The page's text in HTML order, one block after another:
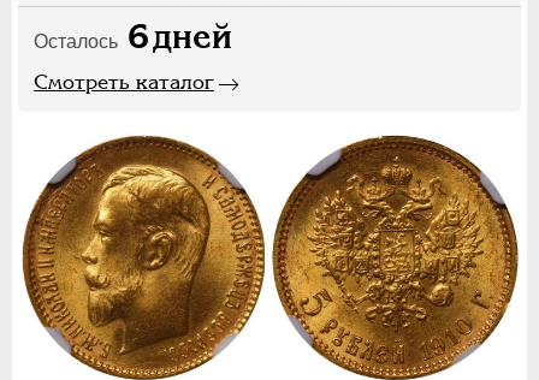
Осталось 6дней
Смотреть каталог